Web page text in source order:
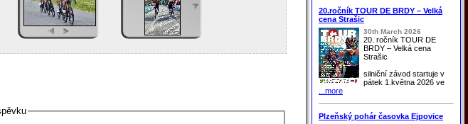
20.ročník TOUR DE BRDY – Velká
cena Strašic
30th March 2026
20. ročník TOUR DE
BRDY – Velká cena
Strašic
silniční závod startuje v
pátek 1.května 2026 ve
...more
Plzeňský pohár časovka Ejpovice